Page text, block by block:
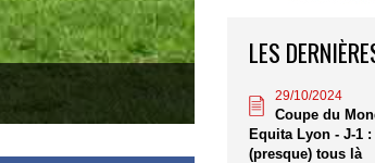
LES
29/10/2024
Coupe du
Equita Lyon - J-1
(presque) tous là